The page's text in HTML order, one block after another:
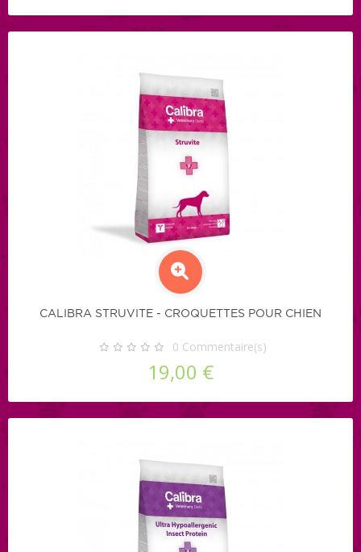
CALIBRA STRUVITE - CROQUETTES POUR CHIEN
0 Commentaire(s)
19,00 €